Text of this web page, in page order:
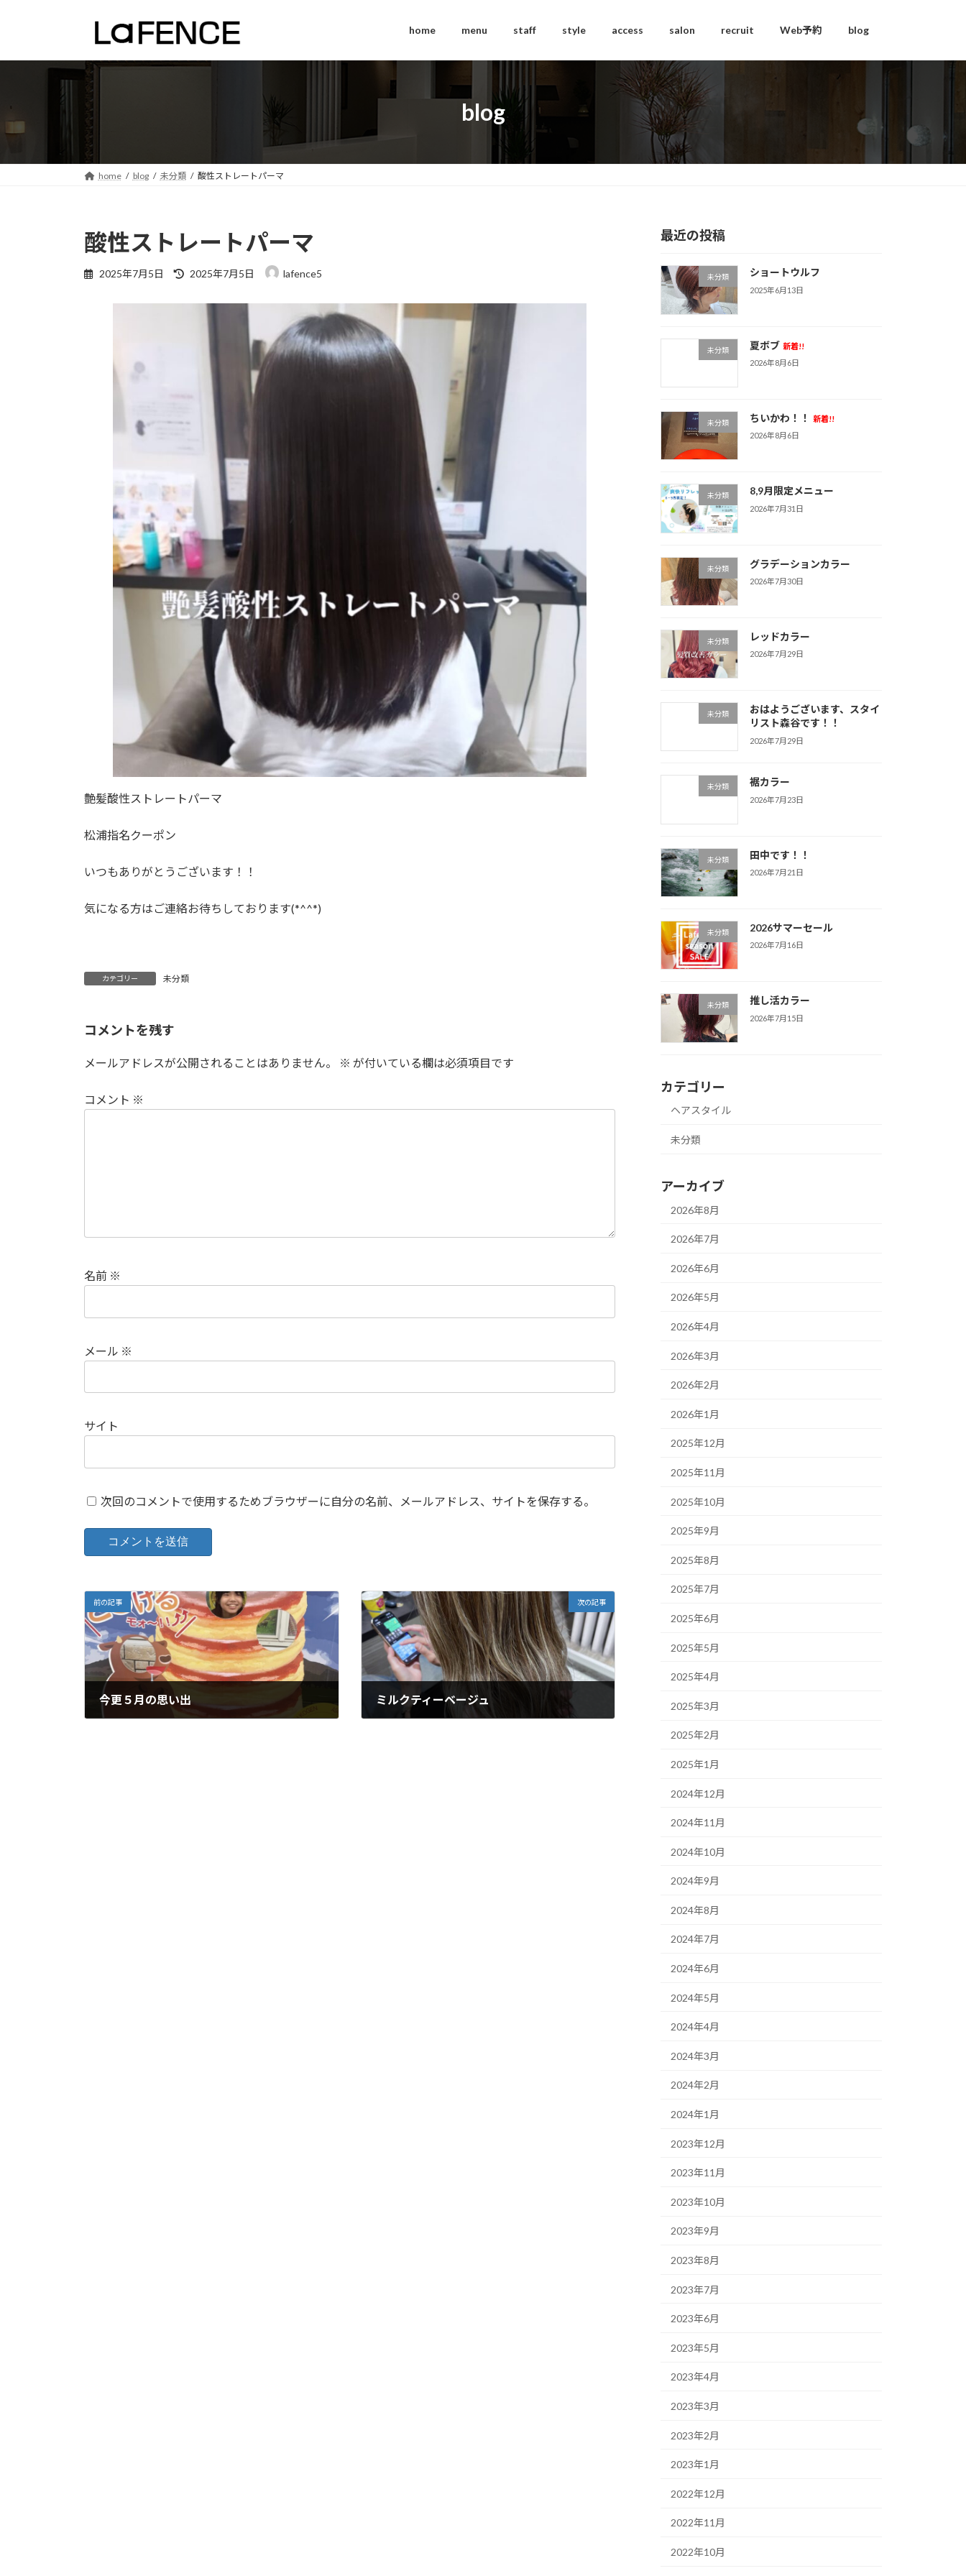
ン
ス
プ
ー
ン
動
home menu staff style access salon recruit Web予約 blog
blog
home blog 未分類 酸性ストレートパーマ
酸性ストレートパーマ
2025年7月5日
最
2025年7月5日 lafence5
艶髪酸性ストレートパーマ
松浦指名クーポン
いつもありがとうございます！！
気になる方はご連絡お待ちしております(*^^*)
カテゴリー 未分類
コメントを残す
メールアドレスが公開されることはありません。 ※ が付いている欄は必須項目です
コメント ※
名前 ※
メール ※
サイト
次回のコメントで使用するためブラウザーに自分の名前、メールアドレス、サイトを保存する。
前の記事
今更５月の思い出
次の記事
ミルクティーベージュ
最近の投稿
未分類 ショートウルフ
2025年6月13日
未分類 夏ボブ 新着!!
2026年8月6日
未分類 ちいかわ！！
新着!!
2026年8月6日
未分類 8,9月限定メニュー
2026年7月31日
未分類 グラデーションカラー
2026年7月30日
未分類 レッドカラー
2026年7月29日
未分類
おはようございます、スタイ
リスト森谷です！！
2026年7月29日
未分類 裾カラー
2026年7月23日
未分類 田中です！！
2026年7月21日
未分類 2026サマーセール
2026年7月16日
未分類 推し活カラー
2026年7月15日
カテゴリー
ヘアスタイル
未分類
アーカイブ
2026年8月
2026年7月
2026年6月
2026年5月
2026年4月
2026年3月
2026年2月
2026年1月
2025年12月
2025年11月
2025年10月
2025年9月
2025年8月
2025年7月
2025年6月
2025年5月
2025年4月
2025年3月
2025年2月
2025年1月
2024年12月
2024年11月
2024年10月
2024年9月
2024年8月
2024年7月
2024年6月
2024年5月
2024年4月
2024年3月
2024年2月
2024年1月
2023年12月
2023年11月
2023年10月
2023年9月
2023年8月
2023年7月
2023年6月
2023年5月
2023年4月
2023年3月
2023年2月
2023年1月
2022年12月
2022年11月
2022年10月